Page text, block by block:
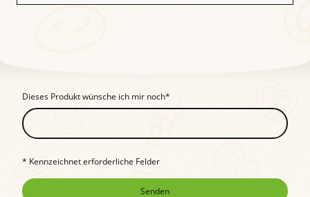
Dieses Produkt wünsche ich mir noch*
* Kennzeichnet erforderliche Felder
Senden